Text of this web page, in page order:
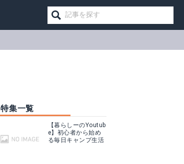
特集一覧
【暮らしーのYoutub
e】初心者から始め
る毎日キャンプ生活